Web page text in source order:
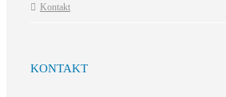
Kontakt
KONTAKT